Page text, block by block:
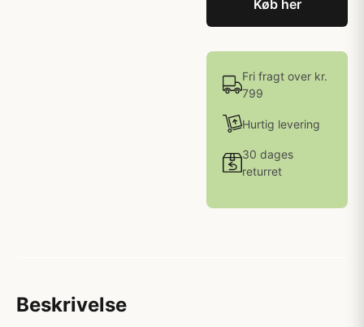
Køb her
Fri fragt over kr.
799
Hurtig levering
30 dages
returret
Beskrivelse